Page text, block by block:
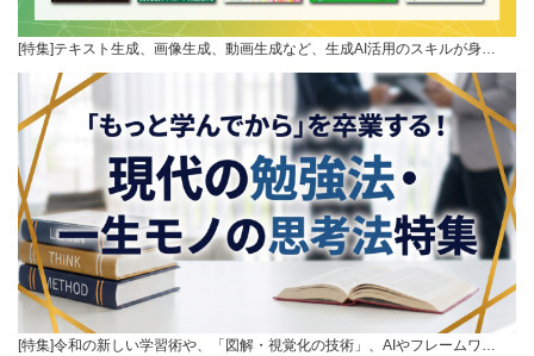
[特集]テキスト生成、画像生成、動画生成など、生成AI活用のスキルが身…
[特集]令和の新しい学習術や、「図解・視覚化の技術」、AIやフレームワ…